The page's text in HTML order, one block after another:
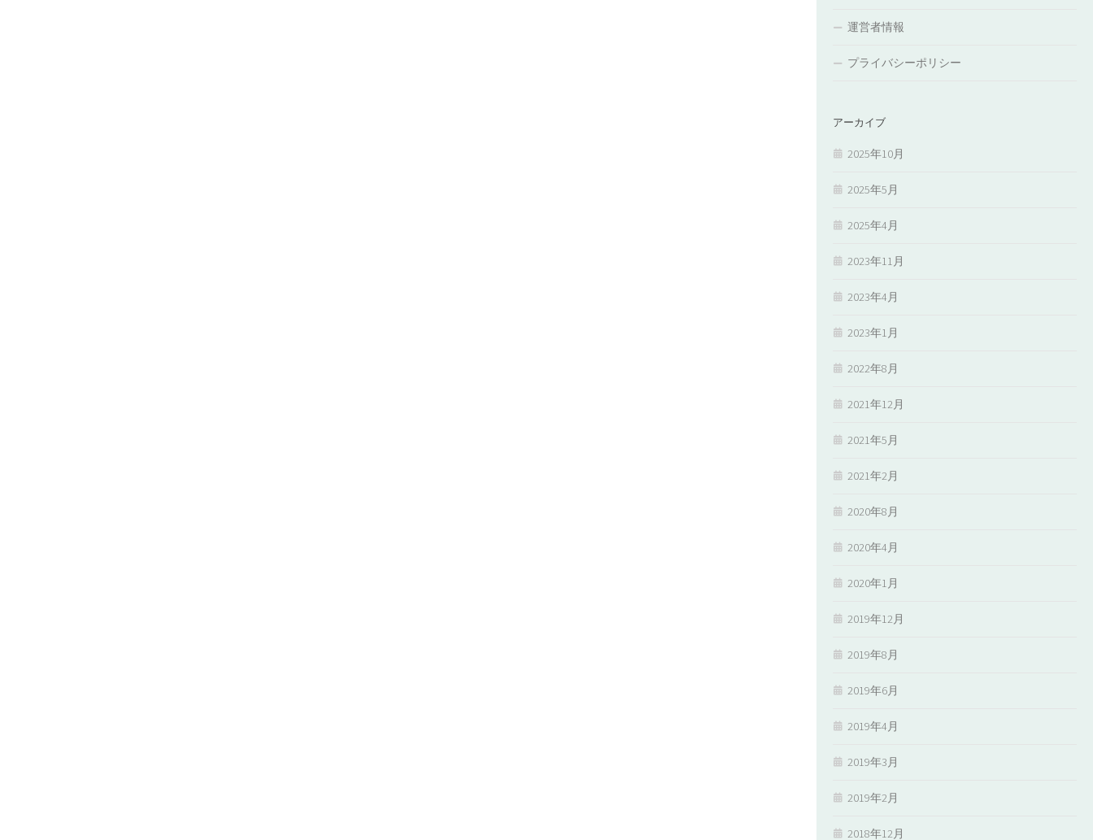
運営者情報
プライバシーポリシー
アーカイブ
2025年10月
2025年5月
2025年4月
2023年11月
2023年4月
2023年1月
2022年8月
2021年12月
2021年5月
2021年2月
2020年8月
2020年4月
2020年1月
2019年12月
2019年8月
2019年6月
2019年4月
2019年3月
2019年2月
2018年12月